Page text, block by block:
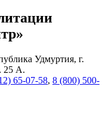
Удмуртия, г.
25 А.
65-07-58, 8 (800) 500-